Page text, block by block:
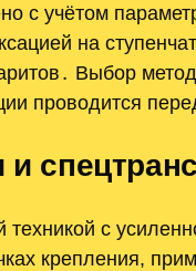
с учётом
на
Выбор
проводится
и
с
крепления,